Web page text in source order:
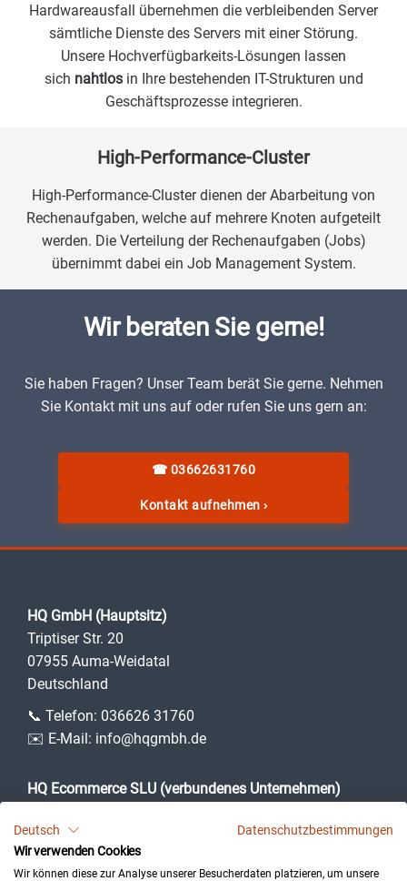
Hardwareausfall übernehmen die verbleibenden Server
sämtliche Dienste des Servers mit einer Störung.
Unsere Hochverfügbarkeits-Lösungen lassen
sich nahtlosin Ihre bestehenden IT-Strukturen und
Geschäftsprozesse integrieren.
High-Performance-Cluster
High-Performance-Cluster dienen der Abarbeitung von
Rechenaufgaben, welche auf mehrere Knoten aufgeteilt
werden. Die Verteilung der Rechenaufgaben (Jobs)
übernimmt dabei ein Job Management System.
Wir beraten Sie gerne!
Sie haben Fragen? Unser Team berät Sie gerne. Nehmen
Sie Kontakt mit uns auf oder rufen Sie uns gern an:
☎ 03662631760
Kontakt aufnehmen ›
HQ GmbH (Hauptsitz)
Triptiser Str. 20
07955 Auma-Weidatal
Deutschland
📞 Telefon: 036626 31760
✉️ E-Mail: info@hqgmbh.de
HQ Ecommerce SLU (verbundenes Unternehmen)
07360 Lloseta (Illes Balears)
Spanien
Deutsch
Datenschutzbestimmungen
Wir verwenden Cookies
Wir können diese zur Analyse unserer Besucherdaten platzieren, um unsere